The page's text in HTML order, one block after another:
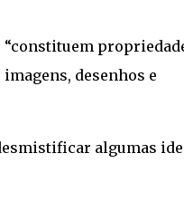
“constituem
desenhos e
algumas